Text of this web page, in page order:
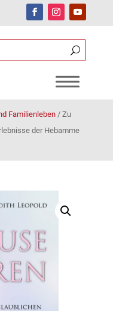
Familienleben/ Zu
der Hebamme